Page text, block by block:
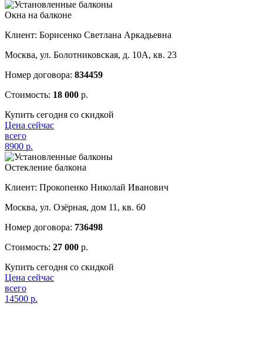
Окна на балконе
Клиент: Борисенко Светлана Аркадьевна
Москва, ул. Болотниковская, д. 10А, кв. 23
Номер договора: 834459
Стоимость: 18 000 р.
Купить сегодня со скидкой
Цена сейчас
всего
8900 р.
Остекление балкона
Клиент: Прокопенко Николай Иванович
Москва, ул. Озёрная, дом 11, кв. 60
Номер договора: 736498
Стоимость: 27 000 р.
Купить сегодня со скидкой
Цена сейчас
всего
14500 р.